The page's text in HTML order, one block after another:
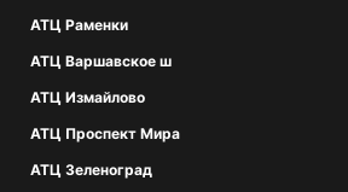
АТЦ Раменки
АТЦ Варшавское ш
АТЦ Измайлово
АТЦ Проспект Мира
АТЦ Зеленоград